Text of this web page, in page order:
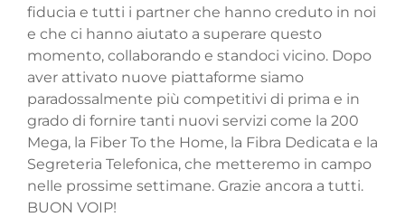
fiducia e tutti i partner che hanno creduto in noi
e che ci hanno aiutato a superare questo
momento, collaborando e standoci vicino. Dopo
aver attivato nuove piattaforme siamo
paradossalmente più competitivi di prima e in
grado di fornire tanti nuovi servizi come la 200
Mega, la Fiber To the Home, la Fibra Dedicata e la
Segreteria Telefonica, che metteremo in campo
nelle prossime settimane. Grazie ancora a tutti.
BUON VOIP!